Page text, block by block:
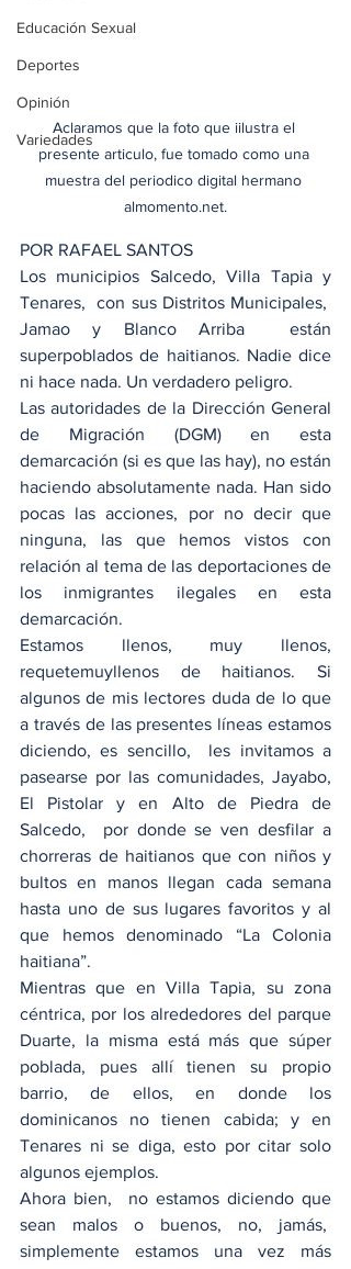
Educación Sexual
Deportes
Opinión
Variedades
Aclaramos que la foto que iilustra el
presente articulo, fue tomado como una
muestra del periodico digital hermano
almomento.net.
POR RAFAEL SANTOS
Los municipios Salcedo, Villa Tapia y
Tenares,  con sus Distritos Municipales,
Jamao y Blanco Arriba  están
superpoblados de haitianos. Nadie dice
ni hace nada. Un verdadero peligro.
Las autoridades de la Dirección General
de Migración (DGM) en esta
demarcación (si es que las hay), no están
haciendo absolutamente nada. Han sido
pocas las acciones, por no decir que
ninguna, las que hemos vistos con
relación al tema de las deportaciones de
los inmigrantes ilegales en esta
demarcación.
Estamos llenos, muy llenos,
requetemuyllenos de haitianos. Si
algunos de mis lectores duda de lo que
a través de las presentes líneas estamos
diciendo, es sencillo,  les invitamos a
pasearse por las comunidades, Jayabo,
El Pistolar y en Alto de Piedra de
Salcedo,  por donde se ven desfilar a
chorreras de haitianos que con niños y
bultos en manos llegan cada semana
hasta uno de sus lugares favoritos y al
que hemos denominado “La Colonia
haitiana”.
Mientras que en Villa Tapia, su zona
céntrica, por los alrededores del parque
Duarte, la misma está más que súper
poblada, pues allí tienen su propio
barrio, de ellos, en donde los
dominicanos no tienen cabida; y en
Tenares ni se diga, esto por citar solo
algunos ejemplos.
Ahora bien,  no estamos diciendo que
sean malos o buenos, no, jamás,
simplemente estamos una vez más